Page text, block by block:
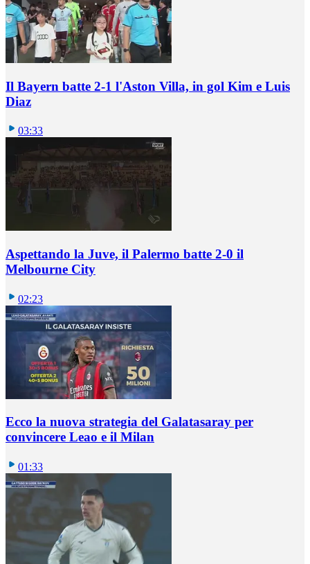
Il Bayern batte 2-1 l'Aston Villa, in gol Kim e Luis
Diaz
03:33
Aspettando la Juve, il Palermo batte 2-0 il
Melbourne City
02:23
Ecco la nuova strategia del Galatasaray per
convincere Leao e il Milan
01:33